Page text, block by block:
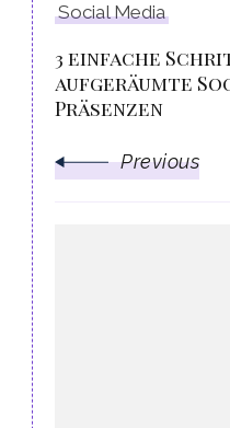
Social Media
3 einfache
aufgeräumte
Präsenzen
Previous